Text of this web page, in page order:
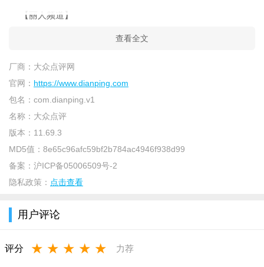
【丽人频道】
-品牌价格测评统统都有,美妆拔草更快速!
-教师课程信息一网打尽,机构选择更轻松!
【品质优惠】
-精选团单可以随心删除,品质推荐更懂你!
【电影频道】
-艺人搜索全新上线,了解明星影讯更方便!
软件特点
查看全文
厂商： 大众点评网
官网： https://www.dianping.com
包名： com.dianping.v1
名称： 大众点评
版本： 11.69.3
MD5值： 8e65c96afc59bf2b784ac4946f938d99
备案： 沪ICP备05006509号-2
隐私政策： 点击查看
用户评论
评分 ★ ★ ★ ★ ★ 力荐